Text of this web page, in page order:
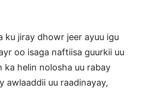
ku jiray dhowr jeer ayuu igu
oo isaga naftiisa guurkii uu
ka helin nolosha uu rabay
awlaaddii uu raadinayay,